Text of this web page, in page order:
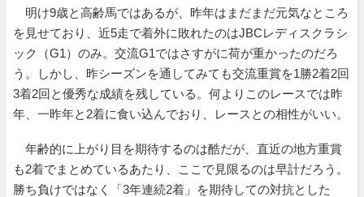
明け9歳と高齢馬ではあるが、昨年はまだまだ元気なところ
を見せており、近5走で着外に敗れたのはJBCレディスクラシ
ック（G1）のみ。交流G1ではさすがに荷が重かったのだろ
う。しかし、昨シーズンを通してみても交流重賞を1勝2着2回
3着2回と優秀な成績を残している。何よりこのレースでは昨
年、一昨年と2着に食い込んでおり、レースとの相性がいい。
年齢的に上がり目を期待するのは酷だが、直近の地方重賞
も2着でまとめているあたり、ここで見限るのは早計だろう。
勝ち負けではなく「3年連続2着」を期待しての対抗とした